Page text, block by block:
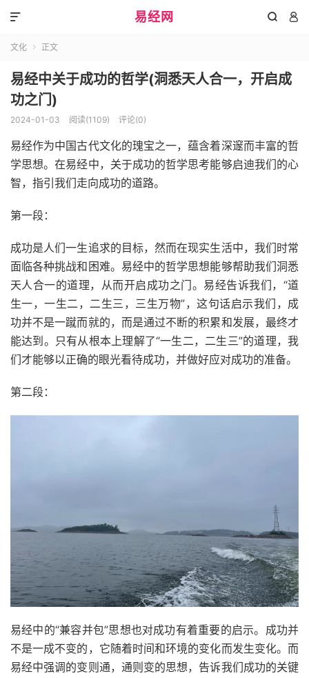
易经网  

文化  正文
易经中关于成功的哲学(洞悉天人合一，开启成
功之门)
2024-01-03 阅读(1109) 评论(0)
易经作为中国古代文化的瑰宝之一，蕴含着深邃而丰富的哲
学思想。在易经中，关于成功的哲学思考能够启迪我们的心
智，指引我们走向成功的道路。
第一段：
成功是人们一生追求的目标，然而在现实生活中，我们时常
面临各种挑战和困难。易经中的哲学思想能够帮助我们洞悉
天人合一的道理，从而开启成功之门。易经告诉我们，“道
生一，一生二，二生三，三生万物”，这句话启示我们，成
功并不是一蹴而就的，而是通过不断的积累和发展，最终才
能达到。只有从根本上理解了“一生二，二生三”的道理，我
们才能够以正确的眼光看待成功，并做好应对成功的准备。
第二段：
易经中的“兼容并包”思想也对成功有着重要的启示。成功并
不是一成不变的，它随着时间和环境的变化而发生变化。而
易经中强调的变则通，通则变的思想，告诉我们成功的关键